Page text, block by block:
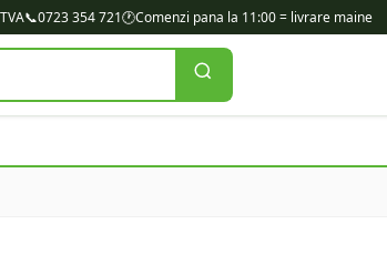
📞0723 354 721🕐Comenzi pana la 11:00 = livrare maine